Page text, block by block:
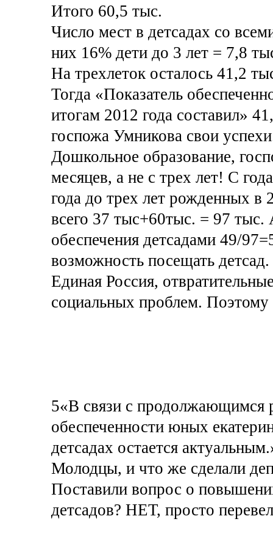
Итого 60,5 тыс.
Число мест в детсадах со
них 16% дети до 3 лет = 7,8
На трехлеток осталось 41,2
Тогда «Показатель
итогам 2012 года составил»
госпожа Умникова свои
Дошкольное образование,
месяцев, а не с трех лет! С
года до трех лет рожденных в
всего 37 тыс+60тыс. = 97
обеспечения детсадами 49/
возможность посещать
Единая Россия,
социальных проблем.
5«В связи с продолжающимся
обеспеченности юных
детсадах остается
Молодцы, и что же сделали
Поставили вопрос о
детсадов? НЕТ, просто